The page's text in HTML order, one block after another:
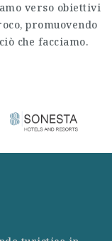
verso obiettivi
promuovendo
che facciamo.